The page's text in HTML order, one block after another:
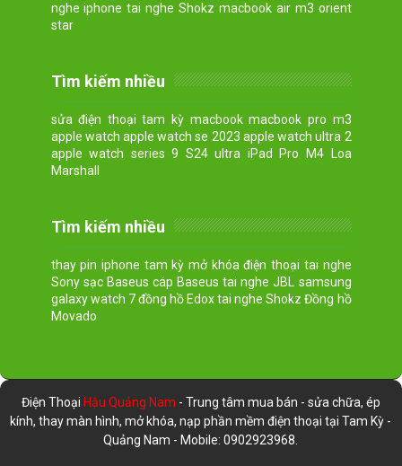
nghe iphone tai nghe Shokz macbook air m3 orient
star
Tìm kiếm nhiều
sửa điện thoại tam kỳ macbook macbook pro m3
apple watch apple watch se 2023 apple watch ultra 2
apple watch series 9 S24 ultra iPad Pro M4 Loa
Marshall
Tìm kiếm nhiều
thay pin iphone tam kỳ mở khóa điện thoại tai nghe
Sony sạc Baseus cáp Baseus tai nghe JBL samsung
galaxy watch 7 đồng hồ Edox tai nghe Shokz Đồng hồ
Movado
Điện Thoại Hậu Quảng Nam - Trung tâm mua bán - sửa chữa, ép
kính, thay màn hình, mở khóa, nạp phần mềm điện thoại tại Tam Kỳ -
Quảng Nam - Mobile: 0902923968.